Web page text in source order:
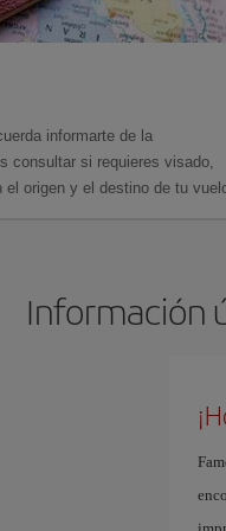
informarte de la
consultar si requieres visado,
el origen y el destino de tu
Información